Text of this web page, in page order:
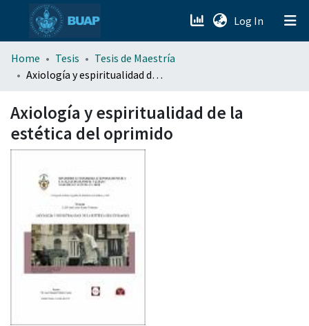
Log In (current)
menu.section.about_menu
Home Tesis
Tesis de Maestría
Axiología y espiritualidad de la estética del oprimido
Axiología y espiritualidad de la
estética del oprimido